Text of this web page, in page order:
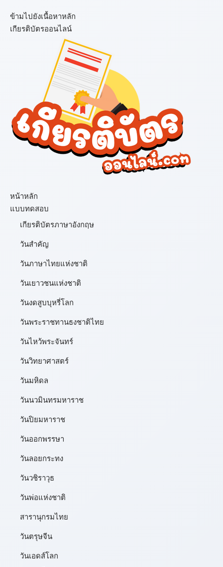
ข้ามไปยังเนื้อหาหลัก
เกียรติบัตรออนไลน์
หน้าหลัก
แบบทดสอบ
เกียรติบัตรภาษาอังกฤษ
วันสำคัญ
วันภาษาไทยแห่งชาติ
วันเยาวชนแห่งชาติ
วันงดสูบบุหรี่โลก
วันพระราชทานธงชาติไทย
วันไหว้พระจันทร์​
วันวิทยาศาสตร์
วันมหิดล
วันนวมินทรมหาราช
วันปิยมหาราช
วันออกพรรษา
วันลอยกระทง
วันวชิราวุธ
วันพ่อแห่งชาติ
สารานุกรมไทย
วันตรุษจีน
วันเอดส์โลก